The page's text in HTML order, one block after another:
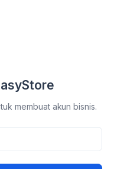
membuat akun bisnis.